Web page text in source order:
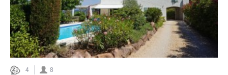
5 (2)
Elektrisch laden mogelijk
Ja (3)
Nee (1)
4 8